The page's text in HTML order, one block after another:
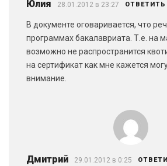
Юлия 28.01.2012 в 23:27 ОТВЕТИТЬ
В документе оговаривается, что
программах бакалавриата. Т.е. на
возможно не распространится
на сертификат как мне кажется
внимание.
Дмитрий 29.01.2012 в 0:25